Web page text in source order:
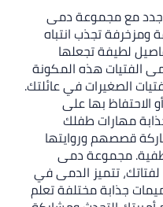
جدد مع مجموعة دمى
دمى مختلفة ومزخرفة تجذب انتباه
لطيفة تجعلها
الفتيات هذه المكونة
الصغيرات في عائلتك.
الاحتفاظ بها على
مهارات طفلك
قصصهم وروايتها
مجموعة دمى
لفتاتك، تتميز الدمى في
جذابة مختلفة تعلم